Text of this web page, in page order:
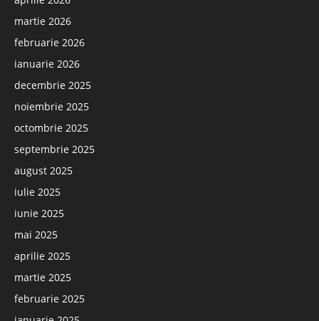
martie 2026
februarie 2026
ianuarie 2026
decembrie 2025
noiembrie 2025
octombrie 2025
septembrie 2025
august 2025
iulie 2025
iunie 2025
mai 2025
aprilie 2025
martie 2025
februarie 2025